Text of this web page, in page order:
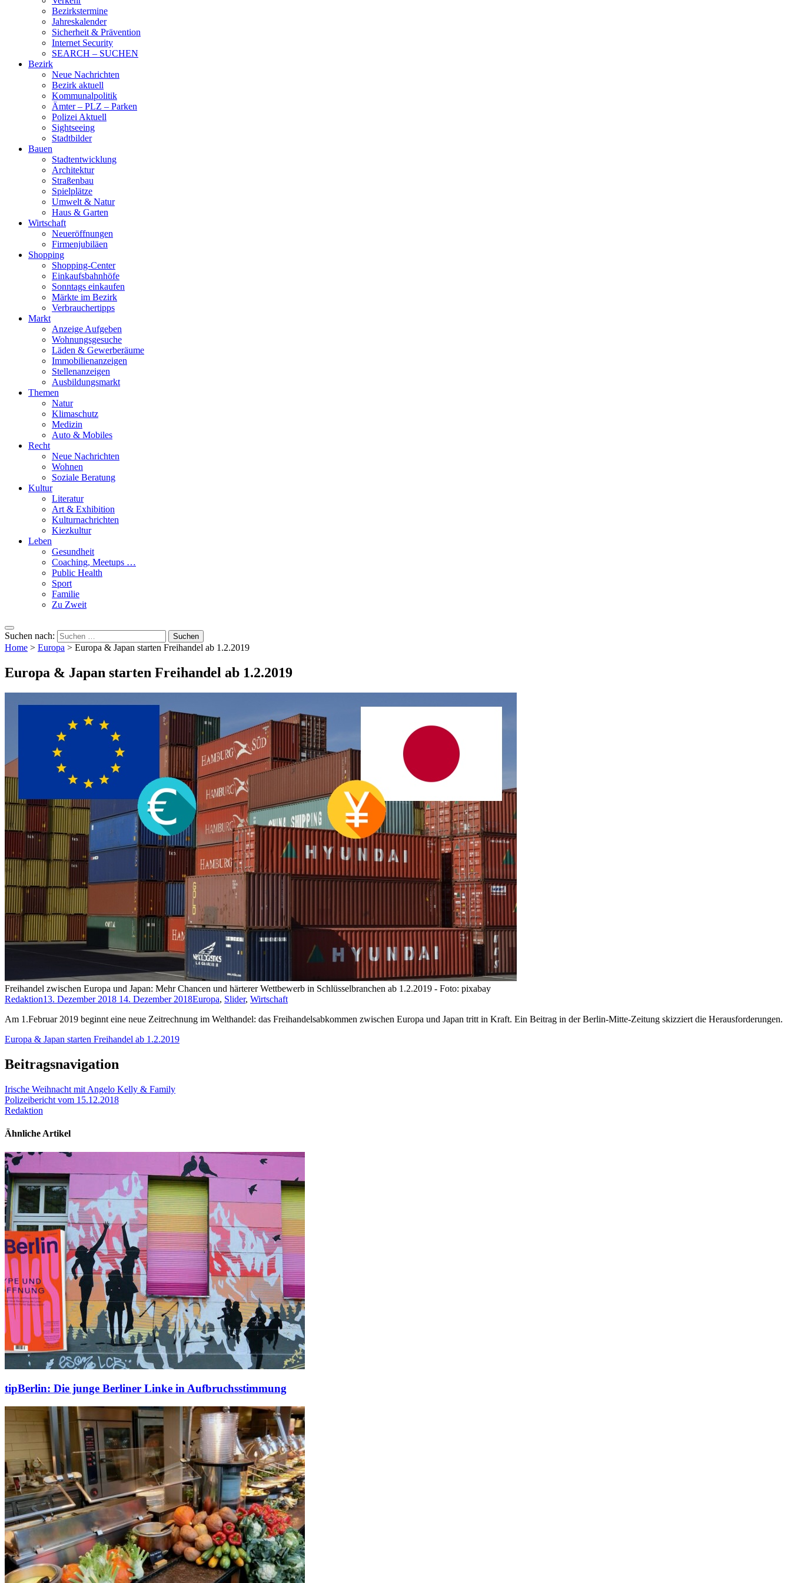
Bezirkstermine
Jahreskalender
Sicherheit & Prävention
Internet Security
SEARCH – SUCHEN
Bezirk
Neue Nachrichten
Bezirk aktuell
Kommunalpolitik
Ämter – PLZ – Parken
Polizei Aktuell
Sightseeing
Stadtbilder
Bauen
Stadtentwicklung
Architektur
Straßenbau
Spielplätze
Umwelt & Natur
Haus & Garten
Wirtschaft
Neueröffnungen
Firmenjubiläen
Shopping
Shopping-Center
Einkaufsbahnhöfe
Sonntags einkaufen
Märkte im Bezirk
Verbrauchertipps
Markt
Anzeige Aufgeben
Wohnungsgesuche
Läden & Gewerberäume
Immobilienanzeigen
Stellenanzeigen
Ausbildungsmarkt
Themen
Natur
Klimaschutz
Medizin
Auto & Mobiles
Recht
Neue Nachrichten
Wohnen
Soziale Beratung
Kultur
Literatur
Art & Exhibition
Kulturnachrichten
Kiezkultur
Leben
Gesundheit
Coaching, Meetups …
Public Health
Sport
Familie
Zu Zweit
Suchen nach:
Home > Europa > Europa & Japan starten Freihandel ab 1.2.2019
Europa & Japan starten Freihandel ab 1.2.2019
Freihandel zwischen Europa und Japan: Mehr Chancen und härterer Wettbewerb in Schlüsselbranchen ab 1.2.2019 - Foto: pixabay
Redaktion13. Dezember 2018 14. Dezember 2018Europa, Slider, Wirtschaft
Am 1.Februar 2019 beginnt eine neue Zeitrechnung im Welthandel: das Freihandelsabkommen zwischen Europa und Japan tritt in Kraft. Ein Beitrag in der Berlin-Mitte-Zeitung skizziert die Herausforderungen.
Europa & Japan starten Freihandel ab 1.2.2019
Beitragsnavigation
Irische Weihnacht mit Angelo Kelly & Family
Polizeibericht vom 15.12.2018
Redaktion
Ähnliche Artikel
tipBerlin: Die junge Berliner Linke in Aufbruchsstimmung